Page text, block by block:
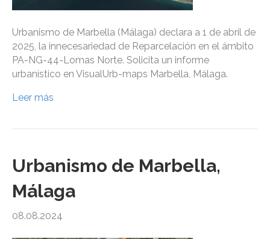
Urbanismo de Marbella (Málaga) declara a 1 de abril de
2025, la innecesariedad de Reparcelación en el ámbito
PA-NG-44-Lomas Norte. Solicita un informe
urbanístico en VisualUrb-maps Marbella, Málaga.
Leer más
Urbanismo de Marbella,
Málaga
08.08.2024